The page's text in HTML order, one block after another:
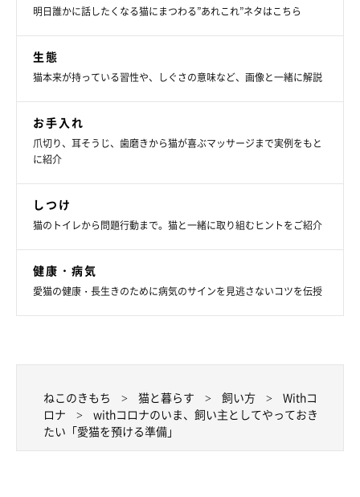
申し込みは「ペットお預かり希望者用フォーム」に記入をし、
WEBから申し込みます。
お電話での受付は行っていないので注意しましょう。預け方の具
体的な方法は、申し込み後に説明があります。
なお、猫を指定の施設に連れて行く方は、
者以外の方であることが必要です。
参考：環境省によるWebサイト「動物愛護管理法 新型コロナウ
イルス関連情報（ペットを飼っているみなさま、ペット関連事業
明日誰かに話したくなる猫にまつわる”あれこれ”ネタはこちら
生態
猫本来が持っている習性や、しぐさの意味など、画像と一緒に解説
お手入れ
爪切り、耳そうじ、歯磨きから猫が喜ぶマッサージまで実例をもと
に紹介
しつけ
猫のトイレから問題行動まで。猫と一緒に取り組むヒントをご紹介
健康・病気
愛猫の健康・長生きのために病気のサインを見逃さないコツを伝授
ねこのきもち 猫と暮らす 飼い方
Withコ
ロナ
withコロナのいま、飼い主としてやっておき
たい「愛猫を預ける準備」